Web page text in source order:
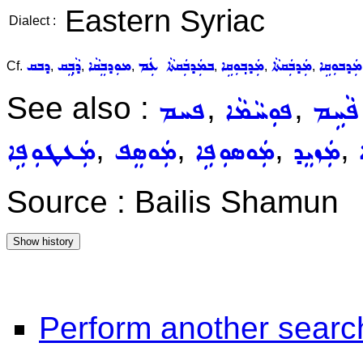
Dialect : Eastern Syriac
Cf. ܕܒܩ, ܕܵܒ݂ܸܩ, ܡܘܼܕܒܸܩܵܐ, ܒܡܲܕܒܲܩܬܵܐ ܥܲܡ, ܡܲܕܒ݂ܘܼܩܹܐ, ܡܲܕܒܲܩܬܵܐ, ܡܲܕܒܘܼܩܹܐ
See also : ܦܚܡ, ܦܘܼܚܵܡܵܐ, ܦܵܚܹܡ
ܡܲܥܛܘܼܦܹܐ, ܡܲܘܣܸܦ, ܡܲܘܣܘܼܦܹܐ, ܡܲܙܝܸܕ,
Source : Bailis Shamun
Perform another